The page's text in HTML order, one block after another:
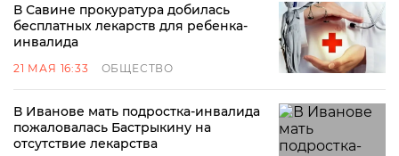
В Савине прокуратура добилась
бесплатных лекарств для ребенка-
инвалида
21 МАЯ 16:33 ОБЩЕСТВО
В Иванове мать подростка-инвалида
пожаловалась Бастрыкину на
отсутствие лекарства